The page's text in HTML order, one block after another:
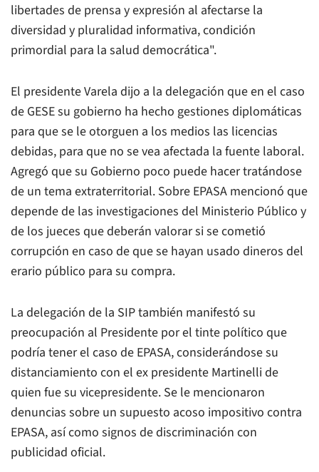
libertades de prensa y expresión al afectarse la
diversidad y pluralidad informativa, condición
primordial para la salud democrática".
El presidente Varela dijo a la delegación que en el caso
de GESE su gobierno ha hecho gestiones diplomáticas
para que se le otorguen a los medios las licencias
debidas, para que no se vea afectada la fuente laboral.
Agregó que su Gobierno poco puede hacer tratándose
de un tema extraterritorial. Sobre EPASA mencionó que
depende de las investigaciones del Ministerio Público y
de los jueces que deberán valorar si se cometió
corrupción en caso de que se hayan usado dineros del
erario público para su compra.
La delegación de la SIP también manifestó su
preocupación al Presidente por el tinte político que
podría tener el caso de EPASA, considerándose su
distanciamiento con el ex presidente Martinelli de
quien fue su vicepresidente. Se le mencionaron
denuncias sobre un supuesto acoso impositivo contra
EPASA, así como signos de discriminación con
publicidad oficial.